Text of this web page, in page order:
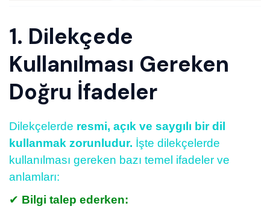
1. Dilekçede
Kullanılması Gereken
Doğru İfadeler
Dilekçelerde resmi, açık ve saygılı bir dil
kullanmak zorunludur. İşte dilekçelerde
kullanılması gereken bazı temel ifadeler ve
anlamları:
✔ Bilgi talep ederken: